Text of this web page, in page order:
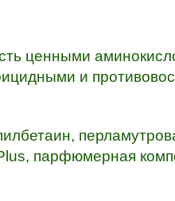
ценными
и
парфюмерная